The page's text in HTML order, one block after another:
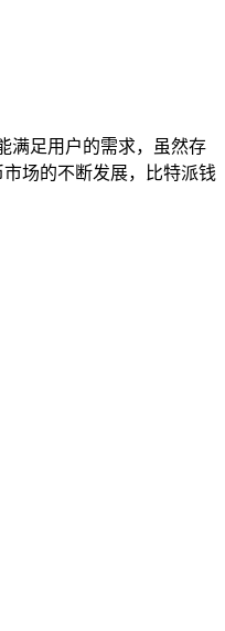
满足用户的需求，虽然存
场的不断发展，比特派钱